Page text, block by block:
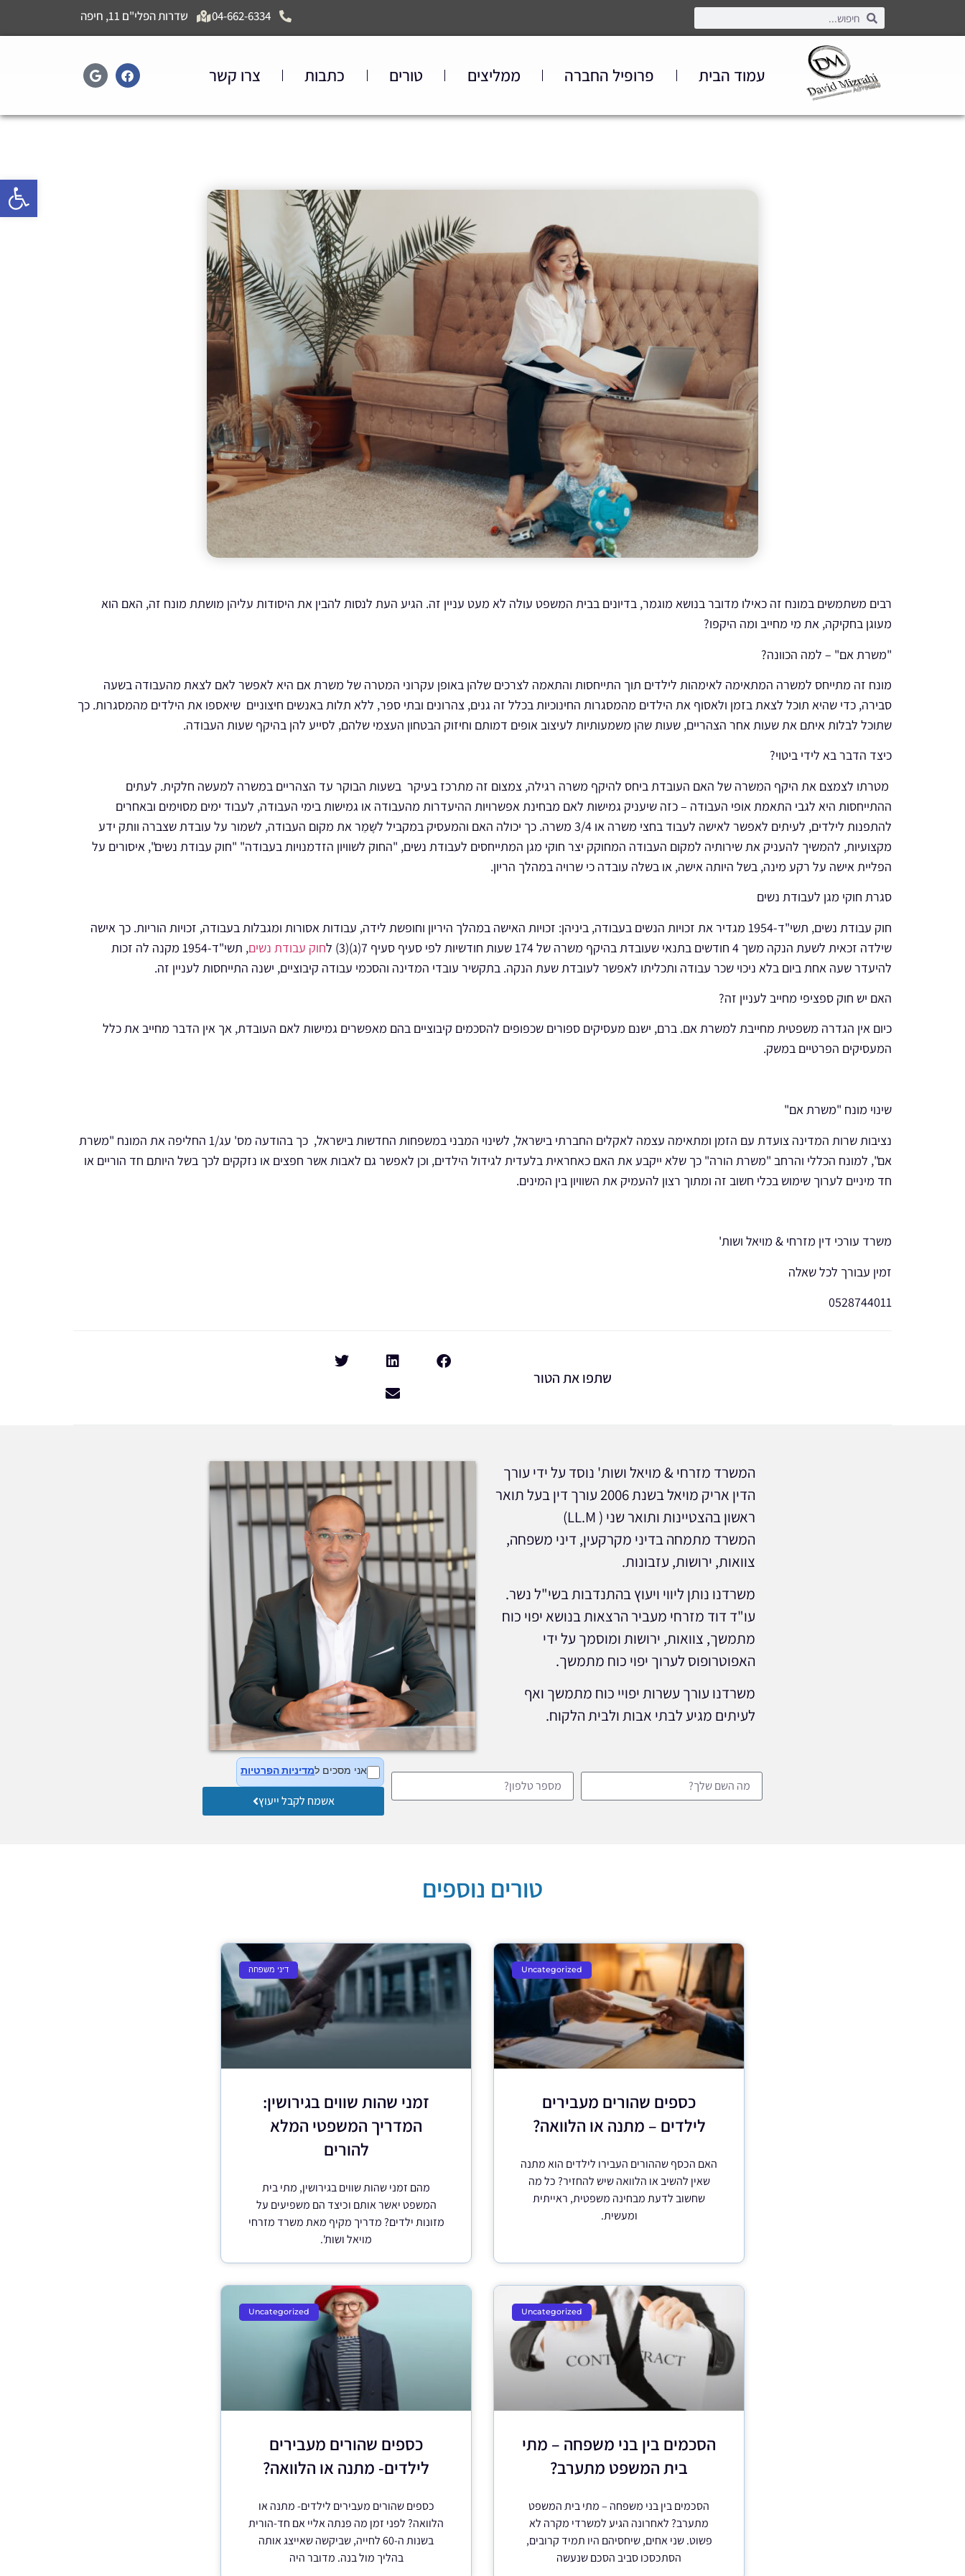
04-662-6334 שדרות הפלי"ם 11, חיפה
עמוד הבית פרופיל החברה ממליצים טורים כתבות צרו קשר
רבים משתמשים במונח זה כאילו מדובר בנושא מוגמר, בדיונים בבית המשפט עולה לא מעט עניין זה. הגיע העת לנסות להבין את היסודות עליהן מושתת מונח זה, האם הוא
מעוגן בחקיקה, את מי מחייב ומה היקפו?
"משרת אם" – למה הכוונה?
מונח זה מתייחס למשרה המתאימה לאימהות לילדים תוך התייחסות והתאמה לצרכים שלהן באופן עקרוני המטרה של משרת אם היא לאפשר לאם לצאת מהעבודה בשעה
סבירה, כדי שהיא תוכל לצאת בזמן ולאסוף את הילדים מהמסגרות החינוכיות בכלל זה גנים, צהרונים ובתי ספר, ללא תלות באנשים חיצוניים שיאספו את הילדים מהמסגרות. כך
שתוכל לבלות איתם את שעות אחר הצהריים, שעות שהן משמעותיות לעיצוב אופים דמותם וחיזוק הבטחון העצמי שלהם, לסייע להן בהיקף שעות העבודה.
כיצד הדבר בא לידי ביטוי?
מטרתו לצמצם את היקף המשרה של האם העובדת ביחס להיקף משרה רגילה, צמצום זה מתרכז בעיקר בשעות הבוקר עד הצהריים במשרה למעשה חלקית. לעתים
ההתייחסות היא לגבי התאמת אופי העבודה – כזה שיעניק גמישות לאם מבחינת אפשרויות ההיעדרות מהעבודה או גמישות בימי העבודה, לעבוד ימים מסוימים ובאחרים
להתפנות לילדים, לעיתים לאפשר לאישה לעבוד בחצי משרה או 3/4 משרה. כך יכולה האם והמעסיק במקביל
לשָ‎‎‎‎‎מֵר
את מקום העבודה, לשמור על עובדת שצברה וותק ידע
מקצועיות, להמשיך להעניק את שירותיה למקום העבודה המחוקק יצר חוקי מגן המתייחסים לעבודת נשים, "החוק לשוויון הזדמנויות בעבודה" "חוק עבודת נשים", איסורים על
הפליית אישה על רקע מינה, בשל היותה אישה, או בשלה עובדה כי שרויה במהלך הריון.
סגרת חוקי מגן לעבודת נשים
חוק עבודת נשים, תשי"ד-1954
מגדיר את זכויות הנשים בעבודה, ביניהן: זכויות האישה במהלך היריון וחופשת לידה, עבודות אסורות ומגבלות בעבודה, זכויות הוריות. כך אישה
שילדה זכאית לשעת הנקה משך 4 חודשים בתנאי שעובדת בהיקף משרה של 174 שעות חודשיות לפי סעיף סעיף 7(ג)(3) ל
חוק עבודת נשים
, תשי"ד-1954 מקנה לה זכות
להיעדר שעה אחת ביום בלא ניכוי שכר עבודה ותכליתו לאפשר לעובדת שעת הנקה. בתקשיר עובדי המדינה והסכמי עבודה קיבוציים, ישנה התייחסות לעניין זה.
האם יש חוק ספציפי מחייב לעניין זה?
כיום אין הגדרה משפטית מחייבת למשרת אם. ברם, ישנם מעסיקים ספורים שכפופים להסכמים קיבוציים בהם מאפשרים גמישות לאם העובדת, אך אין הדבר מחייב את כלל
המעסיקים הפרטיים במשק.
שינוי מונח "משרת אם"
נציבות שרות המדינה צועדת עם הזמן ומתאימה עצמה לאקלים החברתי בישראל, לשינוי המבני במשפחות החדשות בישראל, כך בהודעה מס' עג/1 החליפה את המונח "משרת
אם", למונח הכללי והרחב "משרת הורה" כך שלא ייקבע את האם כאחראית בלעדית לגידול הילדים, וכן לאפשר גם לאבות אשר חפצים או נזקקים לכך בשל היותם חד הוריים או
חד מיניים לערוך שימוש בכלי חשוב זה ומתוך רצון להעמיק את השוויון בין המינים.
משרד עורכי דין מזרחי & מויאל ושות'
זמין עבורך לכל שאלה
0528744011
שתפו את הטור
המשרד מזרחי & מויאל ושות' נוסד על ידי עורך
הדין אריק מויאל בשנת 2006 עורך דין בעל תואר
ראשון בהצטיינות ותואר שני ( LL.M)
המשרד מתמחה בדיני מקרקעין, דיני משפחה,
צוואות, ירושות, עזבונות.
משרדנו נותן ליווי ויעוץ בהתנדבות בשי"ל נשר.
עו"ד דוד מזרחי מעביר הרצאות בנושא יפוי כוח
מתמשך, צוואות, ירושות ומוסמך על ידי
האפוטרופוס לערוך יפוי כוח מתמשך.
משרדנו עורך עשרות יפויי כוח מתמשך ואף
לעיתים מגיע לבתי אבות ולבית הלקוח.
אני מסכים למדיניות הפרטיות
אשמח לקבל ייעוץ
טורים נוספים
Uncategorized
כספים שהורים מעבירים
לילדים – מתנה או הלוואה?
האם הכסף שההורים העבירו לילדים הוא מתנה
שאין להשיב או הלוואה שיש להחזיר? כל מה
שחשוב לדעת מבחינה משפטית, ראייתית
ומעשית.
דיני משפחה
זמני שהות שווים בגירושין:
המדריך המשפטי המלא
להורים
מהם זמני שהות שווים בגירושין, מתי בית
המשפט יאשר אותם וכיצד הם משפיעים על
מזונות ילדים? מדריך מקיף מאת משרד מזרחי
מויאל ושות'.
Uncategorized
הסכמים בין בני משפחה – מתי
בית המשפט מתערב?
הסכמים בין בני משפחה – מתי בית המשפט
מתערב? לאחרונה הגיע למשרדי מקרה לא
פשוט. שני אחים, שיחסיהם היו תמיד קרובים,
הסתכסכו סביב הסכם שנעשה
Uncategorized
כספים שהורים מעבירים
לילדים- מתנה או הלוואה?
כספים שהורים מעבירים לילדים- מתנה או
הלוואה? לפני זמן מה פנתה אליי אם חד-הורית
בשנות ה-60 לחייה, שביקשה שאייצג אותה
בהליך מול בנה. מדובר היה